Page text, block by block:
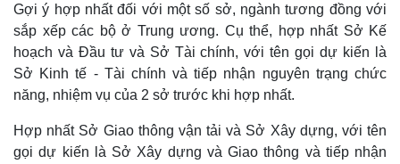
Khởi nghiệp
Tiêu dùng
Tỷ giá
Chứng khoán
Giá cà phê
Gợi ý hợp nhất đối với một số sở, ngành tương đồng với
sắp xếp các bộ ở Trung ương. Cụ thể, hợp nhất Sở Kế
hoạch và Đầu tư và Sở Tài chính, với tên gọi dự kiến là
Sở Kinh tế - Tài chính và tiếp nhận nguyên trạng chức
năng, nhiệm vụ của 2 sở trước khi hợp nhất.
Hợp nhất Sở Giao thông vận tải và Sở Xây dựng, với tên
gọi dự kiến là Sở Xây dựng và Giao thông và tiếp nhận